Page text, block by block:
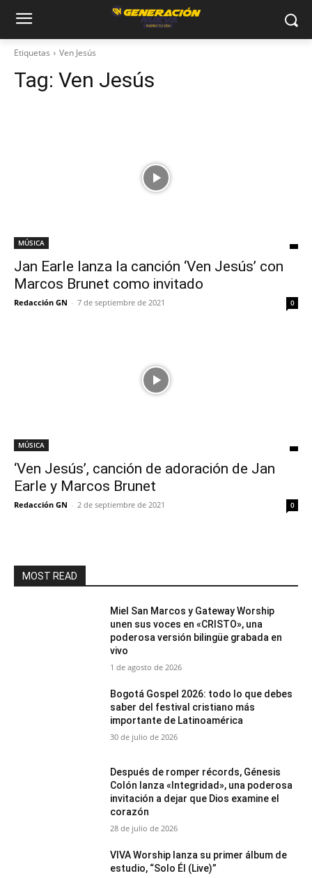
Etiquetas Ven Jesús
Tag: Ven Jesús
MÚSICA
Jan Earle lanza la canción ‘Ven Jesús’ con
Marcos Brunet como invitado
Redacción GN - 7 de septiembre de 2021 0
MÚSICA
‘Ven Jesús’, canción de adoración de Jan
Earle y Marcos Brunet
Redacción GN - 2 de septiembre de 2021 0
MOST READ
Miel San Marcos y Gateway Worship
unen sus voces en «CRISTO», una
poderosa versión bilingüe grabada en
vivo
1 de agosto de 2026
Bogotá Gospel 2026: todo lo que debes
saber del festival cristiano más
importante de Latinoamérica
30 de julio de 2026
Después de romper récords, Génesis
Colón lanza «Integridad», una poderosa
invitación a dejar que Dios examine el
corazón
28 de julio de 2026
VIVA Worship lanza su primer álbum de
estudio, “Solo Él (Live)”